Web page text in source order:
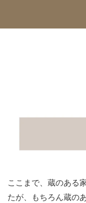
ここまで、蔵のある
たが、もちろん蔵の